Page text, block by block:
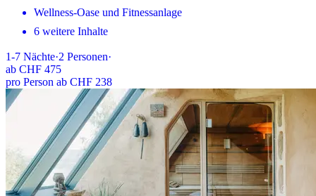
Wellness-Oase und Fitnessanlage
6 weitere Inhalte
1-7 Nächte·2 Personen·
ab CHF 475
pro Person ab CHF 238